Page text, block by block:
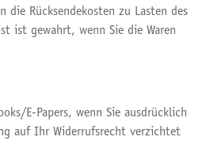
Rücksendekosten zu Lasten des
ist gewahrt, wenn Sie die Waren
E-Papers, wenn Sie ausdrücklich
auf Ihr Widerrufsrecht verzichtet